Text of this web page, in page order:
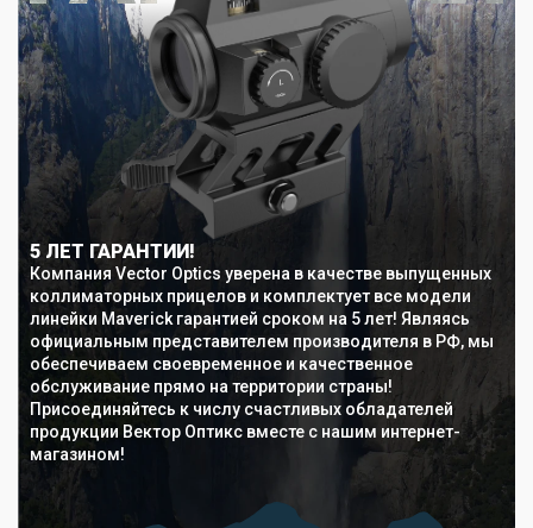
5 ЛЕТ ГАРАНТИИ!
Компания Vector Optics уверена в качестве выпущенных
коллиматорных прицелов и комплектует все модели
линейки Maverick гарантией сроком на 5 лет! Являясь
официальным представителем производителя в РФ, мы
обеспечиваем своевременное и качественное
обслуживание прямо на территории страны!
Присоединяйтесь к числу счастливых обладателей
продукции Вектор Оптикс вместе с нашим интернет-
магазином!